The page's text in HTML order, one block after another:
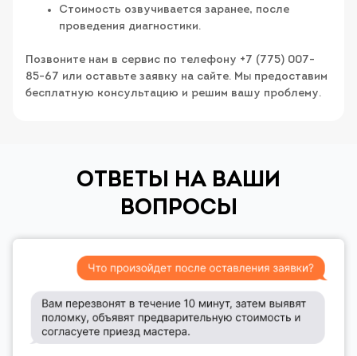
Стоимость озвучивается заранее, после
проведения диагностики.
Позвоните нам в сервис по телефону +7 (775) 007-
85-67 или оставьте заявку на сайте. Мы предоставим
бесплатную консультацию и решим вашу проблему.
ОТВЕТЫ НА ВАШИ
ВОПРОСЫ